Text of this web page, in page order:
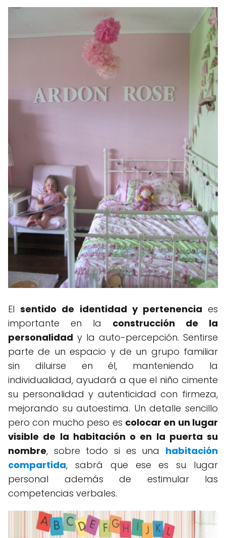
Elsentido de identidad y pertenencia es
importante en la construcción de la
personalidad y la auto-percepción. Sentirse
parte de un espacio y de un grupo familiar
sin diluirse en él, manteniendo la
individualidad, ayudará a que el niño cimente
su personalidad y autenticidad con firmeza,
mejorando su autoestima. Un detalle sencillo
pero con mucho peso es colocar en un lugar
visible de la habitación o en la puerta su
nombre, sobre todo si es una habitación
compartida, sabrá que ese es su lugar
personal además de estimular las
competencias verbales.